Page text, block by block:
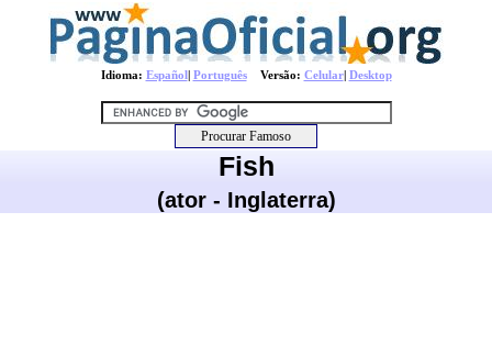
Idioma: Español| PortuguêsVersão: Celular| Desktop
Fish
(ator - Inglaterra)